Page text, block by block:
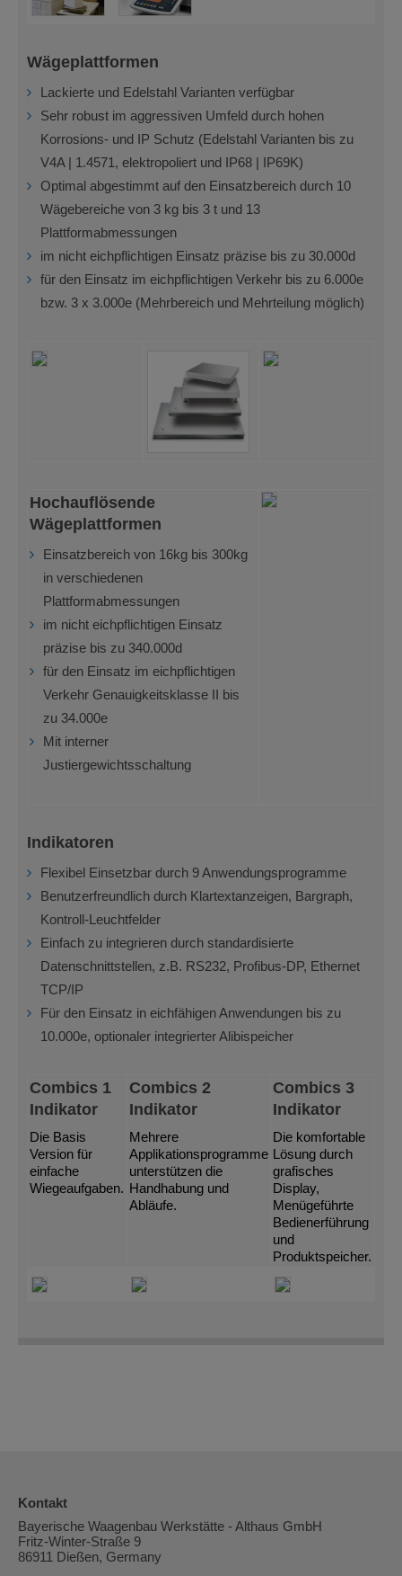
Wägeplattformen
Lackierte und Edelstahl Varianten verfügbar
Sehr robust im aggressiven Umfeld durch hohen
Korrosions- und IP Schutz (Edelstahl Varianten bis zu
V4A | 1.4571, elektropoliert und IP68 | IP69K)
Optimal abgestimmt auf den Einsatzbereich durch 10
Wägebereiche von 3 kg bis 3 t und 13
Plattformabmessungen
im nicht eichpflichtigen Einsatz präzise bis zu 30.000d
für den Einsatz im eichpflichtigen Verkehr bis zu 6.000e
bzw. 3 x 3.000e (Mehrbereich und Mehrteilung möglich)
Hochauflösende
Wägeplattformen
Einsatzbereich von 16kg bis 300kg
in verschiedenen
Plattformabmessungen
im nicht eichpflichtigen Einsatz
präzise bis zu 340.000d
für den Einsatz im eichpflichtigen
Verkehr Genauigkeitsklasse II bis
zu 34.000e
Mit interner
Justiergewichtsschaltung
Indikatoren
Flexibel Einsetzbar durch 9 Anwendungsprogramme
Benutzerfreundlich durch Klartextanzeigen, Bargraph,
Kontroll-Leuchtfelder
Einfach zu integrieren durch standardisierte
Datenschnittstellen, z.B. RS232, Profibus-DP, Ethernet
TCP/IP
Für den Einsatz in eichfähigen Anwendungen bis zu
10.000e, optionaler integrierter Alibispeicher
Combics 1
Indikator
Die Basis
Version für
einfache
Wiegeaufgaben.
Combics 2
Indikator
Mehrere
Applikationsprogramme
unterstützen die
Handhabung und
Abläufe.
Combics 3
Indikator
Die komfortable
Lösung durch
grafisches
Display,
Menügeführte
Bedienerführung
und
Produktspeicher.
Kontakt
Bayerische Waagenbau Werkstätte - Althaus GmbH
Fritz-Winter-Straße 9
86911 Dießen, Germany